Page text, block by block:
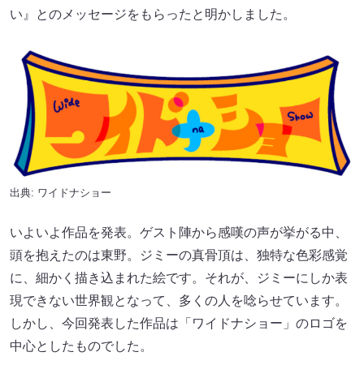
い』とのメッセージをもらったと明かしました。
出典: ワイドナショー
いよいよ作品を発表。ゲスト陣から感嘆の声が挙がる中、
頭を抱えたのは東野。ジミーの真骨頂は、独特な色彩感覚
に、細かく描き込まれた絵です。それが、ジミーにしか表
現できない世界観となって、多くの人を唸らせています。
しかし、今回発表した作品は「ワイドナショー」のロゴを
中心としたものでした。